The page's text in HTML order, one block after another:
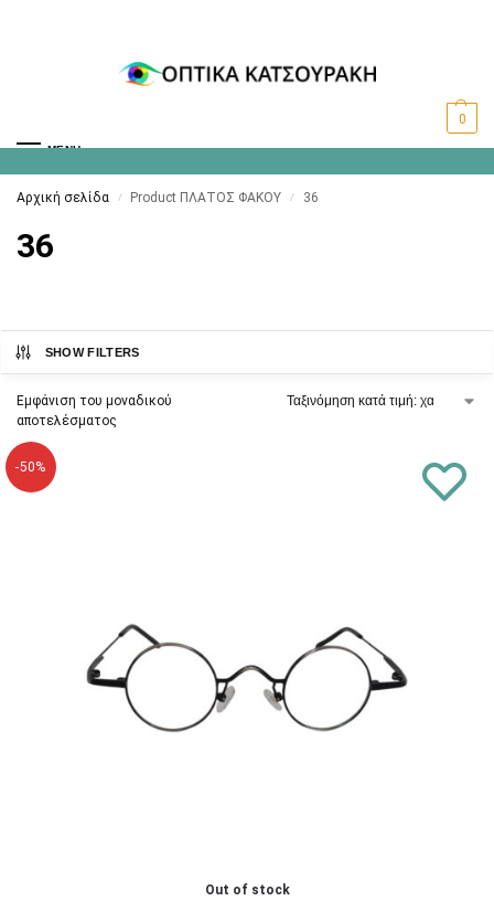
MENU
0
Αρχική σελίδα / Product ΠΛΑΤΟΣ ΦΑΚΟΥ / 36
36
SHOW FILTERS
Εμφάνιση του μοναδικού
αποτελέσματος
-50%
Out of stock